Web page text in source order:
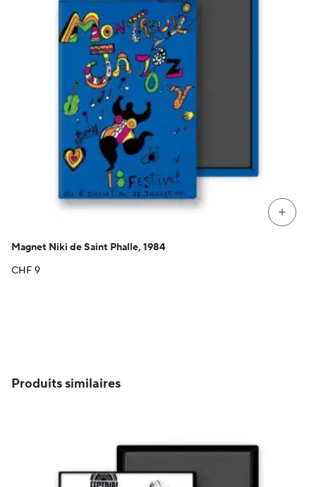
+
Magnet Niki de Saint Phalle, 1984
CHF9
Produits similaires